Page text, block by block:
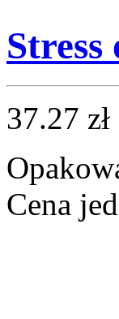
37.27 zł
Cena